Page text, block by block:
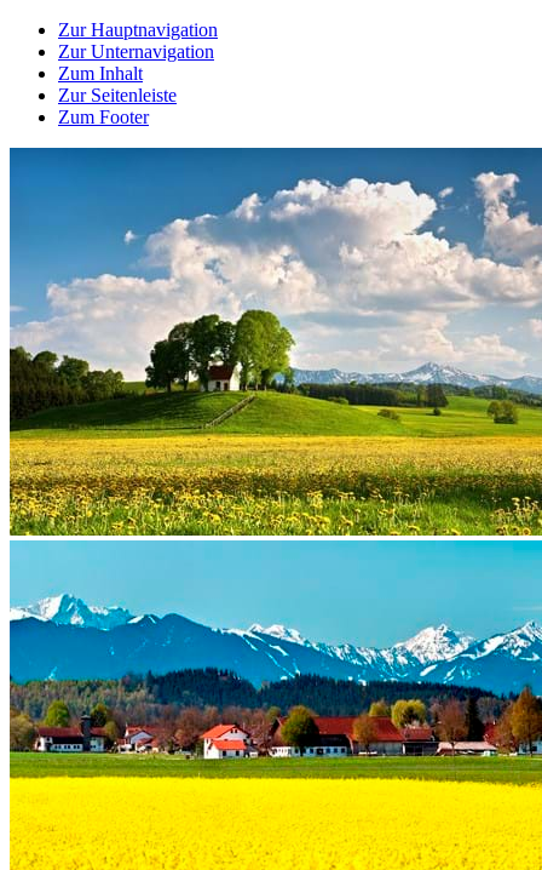
Zur Hauptnavigation
Zur Unternavigation
Zum Inhalt
Zur Seitenleiste
Zum Footer